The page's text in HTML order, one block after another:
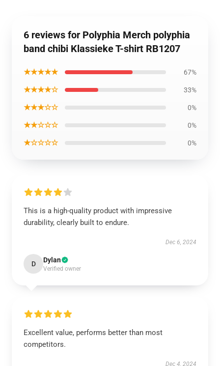
6 reviews for Polyphia Merch polyphia
band chibi Klassieke T-shirt RB1207
★★★★★ 67%
★★★★☆ 33%
★★★☆☆ 0%
★★☆☆☆ 0%
★☆☆☆☆ 0%
This is a high-quality product with impressive
durability, clearly built to endure.
Dec 6, 2024
D Dylan
Verified owner
Excellent value, performs better than most
competitors.
Dec 4, 2024